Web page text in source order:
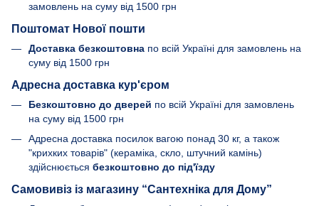
замовлень на суму від 1500 грн
Поштомат Нової пошти
Доставка безкоштовна по всій Україні для замовлень на
суму від 1500 грн
Адресна доставка кур'єром
Безкоштовно до дверей по всій Україні для замовлень
на суму від 1500 грн
Адресна доставка посилок вагою понад 30 кг, а також
"крихких товарів" (кераміка, скло, штучний камінь)
здійснюється безкоштовно до під'їзду
Самовивіз із магазину “Сантехніка для Дому”